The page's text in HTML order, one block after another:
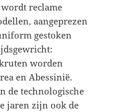
reclame
aangeprezen
gestoken
worden
en Abessinië.
de technologische
jaren zijn ook de